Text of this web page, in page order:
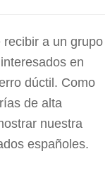
a un grupo
​​en
dúctil. Como
de alta
nuestra
españoles.